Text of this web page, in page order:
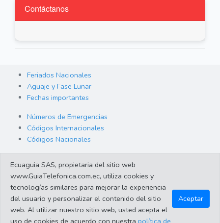
Contáctanos
Feriados Nacionales
Aguaje y Fase Lunar
Fechas importantes
Números de Emergencias
Códigos Internacionales
Códigos Nacionales
Cambio de Divisas
Enlaces de interes
©2023 Guiatelefonica.com.ec una empresa 100% ecuatoriana.
Ecuaguia SAS, propietaria del sitio web
www.GuiaTelefonica.com.ec, utiliza cookies y
tecnologías similares para mejorar la experiencia
del usuario y personalizar el contenido del sitio
web. Al utilizar nuestro sitio web, usted acepta el
uso de cookies de acuerdo con nuestra política de
Aceptar